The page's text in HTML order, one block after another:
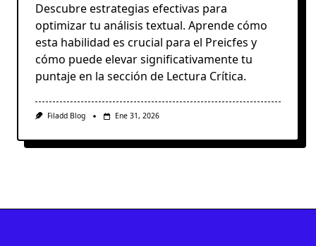
Descubre estrategias efectivas para
optimizar tu análisis textual. Aprende cómo
esta habilidad es crucial para el Preicfes y
cómo puede elevar significativamente tu
puntaje en la sección de Lectura Crítica.
Filadd Blog Ene 31, 2026